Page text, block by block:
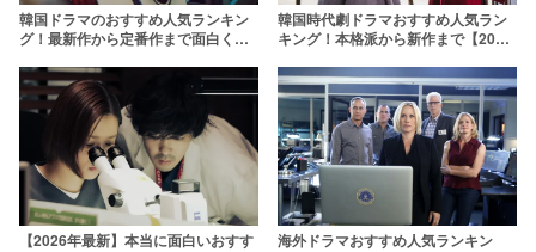
韓国ドラマのおすすめ人気ランキン
グ！最新作から定番作まで面白くて
韓国時代劇ドラマおすすめ人気ラン
キング！本格派から新作まで【2025
【2026年最新】本当に面白いおすす
海外ドラマおすすめ人気ランキン